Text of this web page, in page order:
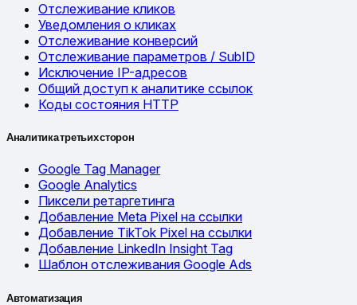
Отслеживание кликов
Уведомления о кликах
Отслеживание конверсий
Отслеживание параметров / SubID
Исключение IP-адресов
Общий доступ к аналитике ссылок
Коды состояния HTTP
Аналитика третьих сторон
Google Tag Manager
Google Analytics
Пиксели ретаргетинга
Добавление Meta Pixel на ссылки
Добавление TikTok Pixel на ссылки
Добавление LinkedIn Insight Tag
Шаблон отслеживания Google Ads
Автоматизация